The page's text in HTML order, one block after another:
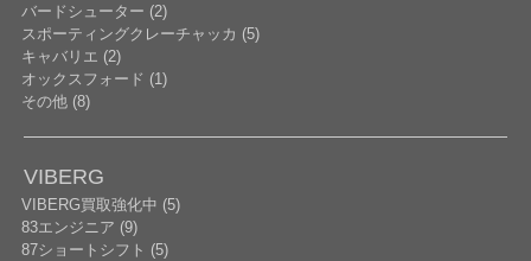
バードシューター (2)
スポーティングクレーチャッカ (5)
キャバリエ (2)
オックスフォード (1)
その他 (8)
VIBERG
VIBERG買取強化中 (5)
83エンジニア (9)
87ショートシフト (5)